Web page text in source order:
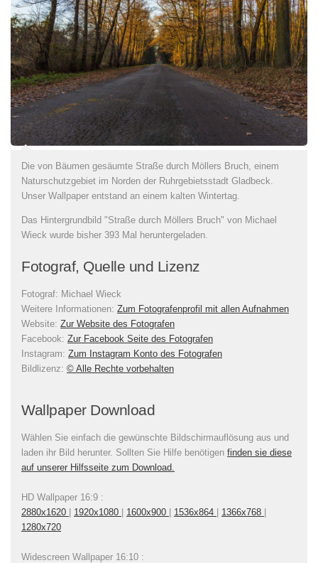
Die von Bäumen gesäumte Straße durch Möllers Bruch, einem
Naturschutzgebiet im Norden der Ruhrgebietsstadt Gladbeck.
Unser Wallpaper entstand an einem kalten Wintertag.
Das Hintergrundbild "Straße durch Möllers Bruch" von Michael
Wieck wurde bisher 393 Mal heruntergeladen.
Fotograf, Quelle und Lizenz
Fotograf: Michael Wieck
Weitere Informationen: Zum Fotografenprofil mit allen Aufnahmen
Website: Zur Website des Fotografen
Facebook: Zur Facebook Seite des Fotografen
Instagram: Zum Instagram Konto des Fotografen
Bildlizenz: © Alle Rechte vorbehalten
Wallpaper Download
Wählen Sie einfach die gewünschte Bildschirmauflösung aus und
laden ihr Bild herunter. Sollten Sie Hilfe benötigen finden sie diese
auf unserer Hilfsseite zum Download.
HD Wallpaper 16:9 :
2880x1620 | 1920x1080 | 1600x900 | 1536x864 | 1366x768 |
1280x720
Widescreen Wallpaper 16:10 :